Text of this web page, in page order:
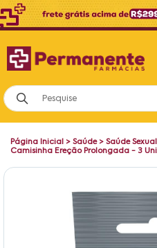
Página Inicial > Saúde> Saúde Sexual
Camisinha Ereção Prolongada - 3